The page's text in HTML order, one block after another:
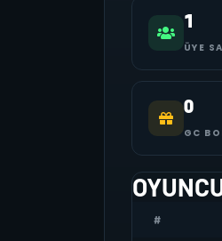
1
ÜYE
0
GC
#